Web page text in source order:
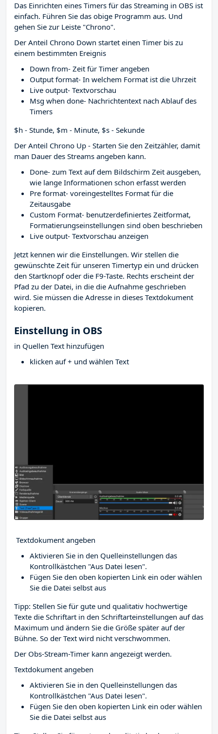
Das Einrichten eines Timers für das Streaming in OBS ist
einfach. Führen Sie das obige Programm aus. Und
gehen Sie zur Leiste "Chrono".
Der Anteil Chrono Down startet einen Timer bis zu
einem bestimmten Ereignis
Down from- Zeit für Timer angeben
Output format- In welchem ​​Format ist die Uhrzeit
Live output- Textvorschau
Msg when done- Nachrichtentext nach Ablauf des
Timers
$h - Stunde, $m - Minute, $s - Sekunde
Der Anteil Chrono Up - Starten Sie den Zeitzähler, damit
man Dauer des Streams angeben kann.
Done- zum Text auf dem Bildschirm Zeit ausgeben,
wie lange Informationen schon erfasst werden
Pre format- voreingestelltes Format für die
Zeitausgabe
Custom Format- benutzerdefiniertes Zeitformat,
Formatierungseinstellungen sind oben beschrieben
Live output- Textvorschau anzeigen
Jetzt kennen wir die Einstellungen. Wir stellen die
gewünschte Zeit für unseren Timertyp ein und drücken
den Startknopf oder die F9-Taste. Rechts erscheint der
Pfad zu der Datei, in die die Aufnahme geschrieben
wird. Sie müssen die Adresse in dieses Textdokument
kopieren.
Einstellung in OBS
in Quellen Text hinzufügen
klicken auf + und wählen Text
Textdokument angeben
Aktivieren Sie in den Quelleinstellungen das
Kontrollkästchen "Aus Datei lesen".
Fügen Sie den oben kopierten Link ein oder wählen
Sie die Datei selbst aus
Tipp: Stellen Sie für gute und qualitativ hochwertige
Texte die Schriftart in den Schriftarteinstellungen auf das
Maximum und ändern Sie die Größe später auf der
Bühne. So der Text wird nicht verschwommen.
Der Obs-Stream-Timer kann angezeigt werden.
Textdokument angeben
Aktivieren Sie in den Quelleinstellungen das
Kontrollkästchen "Aus Datei lesen".
Fügen Sie den oben kopierten Link ein oder wählen
Sie die Datei selbst aus